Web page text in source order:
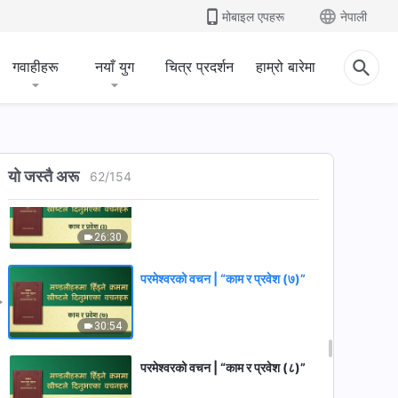
मोबाइल एपहरू नेपाली
गवाहीहरू नयाँ युग चित्र प्रदर्शन हाम्रो बारेमा
यो जस्तै अरू 62/154
26:30
30:54
परमेश्‍वरको वचन | “काम र प्रवेश (७)”
परमेश्‍वरको वचन | “काम र प्रवेश (८)”